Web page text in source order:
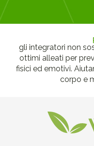
gli integratori non
ottimi alleati per
fisici ed emotivi.
corpo e